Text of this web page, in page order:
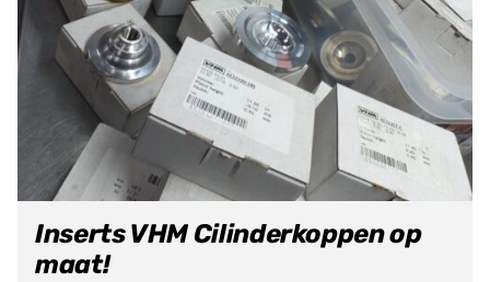
Inserts VHM Cilinderkoppen op
maat!